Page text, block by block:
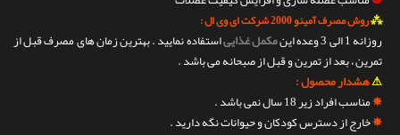
⁂روش مصرف آمینو 2000 شرکت ای وی ال :
روزانه 1 الی 3 وعده این مکمل غذاییاستفاده نمایید . بهترین زمان های مصرف قبل از
تمرین ، بعد از تمرین و قبل از صبحانه می باشد .
⚠هشدار محصول :
✵مناسب افراد زیر 18 سال نمی باشد .
✵خارج از دسترس کودکان و حیوانات نگه دارید .